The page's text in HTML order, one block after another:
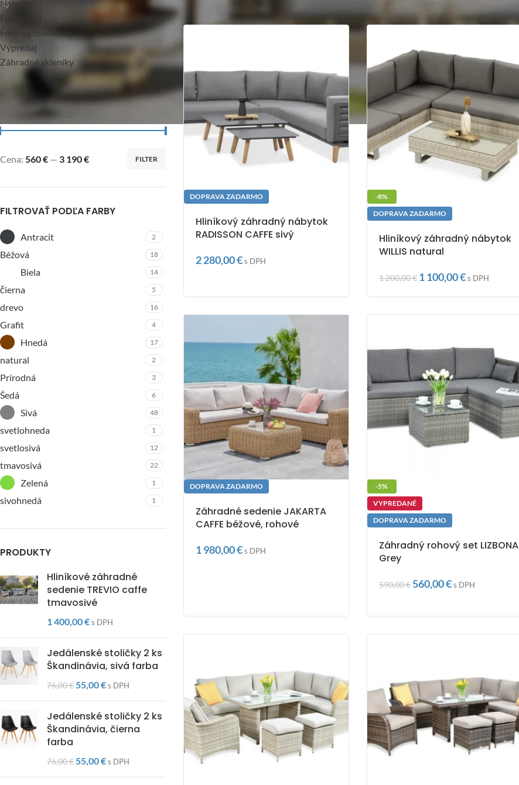
Nábytok
Fóliovníky
Fólie na fóliovníky
Výpredaj
Záhradné skleníky
FILTROVAŤ PODĽA CENY
FILTER
Cena: 560 € — 3 190 €
FILTROVAŤ PODĽA FARBY
Antracit 2
Béžová 18
Biela 14
čierna 5
drevo 16
Grafit 4
Hnedá 17
natural 2
Prírodná 3
Šedá 6
Sivá 48
svetlohneda 1
svetlosivá 12
tmavosivá 22
Zelená 1
sivohnedá 1
PRODUKTY
Hliníkové záhradné
sedenie TREVIO caffe
tmavosivé
1 400,00€s DPH
Jedálenské stoličky 2 ks
Škandinávia, sivá farba
76,00€55,00€s DPH
Jedálenské stoličky 2 ks
Škandinávia, čierna
farba
76,00€55,00€s DPH
DOPRAVA ZADARMO
Hliníkový záhradný nábytok
RADISSON CAFFE sivý
2 280,00€s DPH
-8%
DOPRAVA ZADARMO
Hliníkový záhradný nábytok
WILLIS natural
1 200,00€ 1 100,00€s DPH
DOPRAVA ZADARMO
Záhradné sedenie JAKARTA
CAFFE béžové, rohové
1 980,00€s DPH
-5%
VYPREDANÉ
DOPRAVA ZADARMO
Záhradný rohový set LIZBONA
Grey
590,00€ 560,00€s DPH